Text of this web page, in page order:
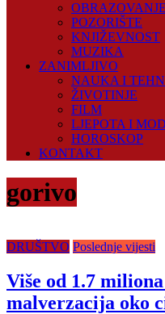
OBRAZOVANJE
POZORIŠTE
KNJIŽEVNOST
MUZIKA
ZANIMLJIVO
NAUKA I
ŽIVOTINJE
FILM
LJEPOTA I
HOROSKOP
KONTAKT
gorivo
DRUŠTVO Poslednje vijesti
Više od 1.7
malverzacija oko